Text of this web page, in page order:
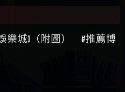
嗎現在也是一樣的狀況
樂城]（附圖） #推薦博